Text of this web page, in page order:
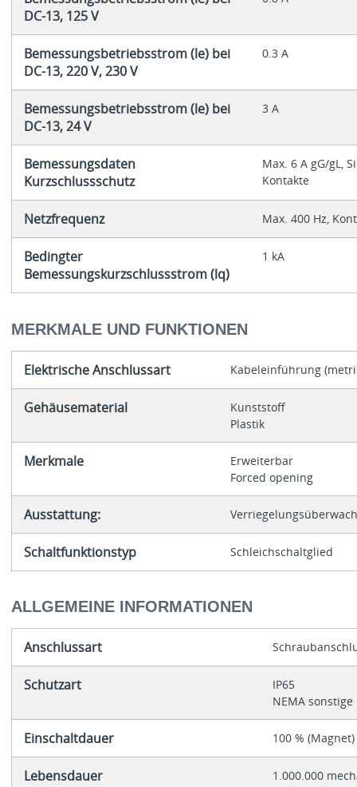
DC-13, 125 V
Bemessungsbetriebsstrom (le) bei
DC-13, 220 V, 230 V
0.3 A
Bemessungsbetriebsstrom (le) bei
DC-13, 24 V
3 A
Bemessungsdaten
Kurzschlussschutz
Max. 6 A gG/gL,
Kontakte
Netzfrequenz Max. 400 Hz,
Bedingter
Bemessungskurzschlussstrom (lq)
1 kA
MERKMALE UND FUNKTIONEN
Elektrische Anschlussart Kabeleinführung
Gehäusematerial
Kunststoff
Plastik
Merkmale
Erweiterbar
Forced opening
Ausstattung:
Schaltfunktionstyp Schleichschaltglied
ALLGEMEINE INFORMATIONEN
Anschlussart
Schutzart
IP65
NEMA sonstige
Einschaltdauer 100 % (Magnet)
Lebensdauer
1.000.000